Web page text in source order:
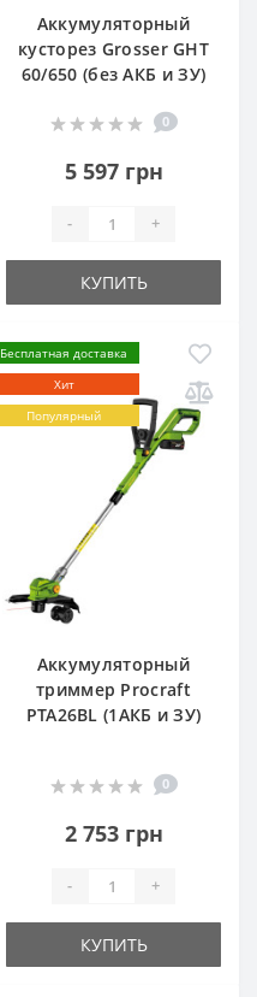
Аккумуляторный
кусторез Grosser GHT
60/650 (без АКБ и ЗУ)
0
5 597 грн
- +
КУПИТЬ
Бесплатная доставка
Хит
Популярный
Аккумуляторный
триммер Procraft
PTA26BL (1АКБ и ЗУ)
0
2 753 грн
- +
КУПИТЬ